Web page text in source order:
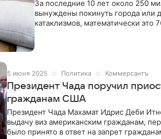
За последние 10 лет около 250
вынуждены покинуть города или
катаклизмов, математически это
5 июня 2025 Политика Коммерсантъ
Президент Чада поручил
гражданам США
Президент Чада Махамат Идрис Деби
выдачу виз американским гражданам,
было принято в ответ на запрет